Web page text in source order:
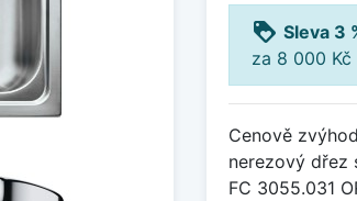
loyalty Sleva 3
za 8 000
Cenově
nerezový dřez
FC 3055.031